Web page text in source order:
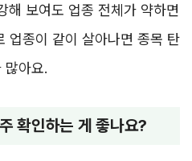
해 보여도 업종 전체가 약하면
업종이 같이 살아나면 종목 탄
많아요.
확인하는 게 좋나요?